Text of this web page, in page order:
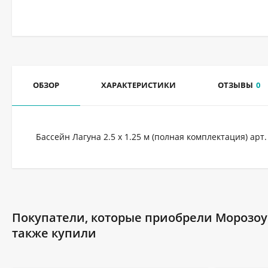
ОБЗОР ХАРАКТЕРИСТИКИ ОТЗЫВЫ 0
Бассейн Лагуна 2.5 х 1.25 м (полная комплектация)
Покупатели, которые приобрели
также купили